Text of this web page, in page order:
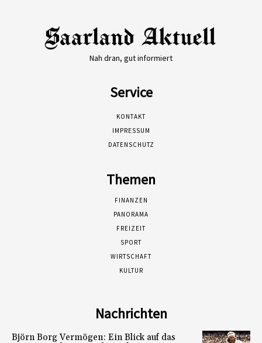
Nah dran, gut informiert
Service
KONTAKT
IMPRESSUM
DATENSCHUTZ
Themen
FINANZEN
PANORAMA
FREIZEIT
SPORT
WIRTSCHAFT
KULTUR
Nachrichten
Björn Borg Vermögen: Ein Blick auf das